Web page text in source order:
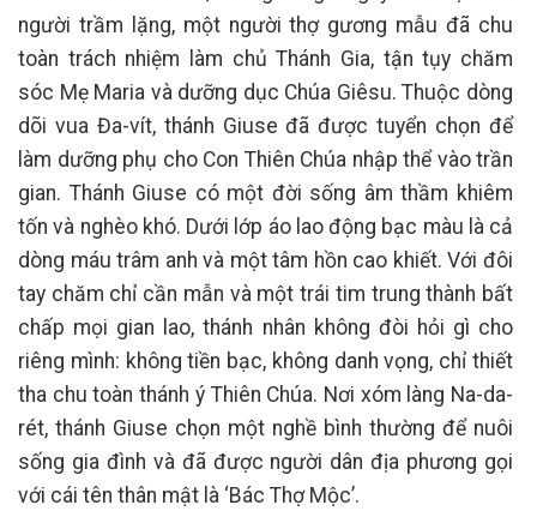
người trầm lặng, một người thợ gương mẫu đã chu
toàn trách nhiệm làm chủ Thánh Gia, tận tụy chăm
sóc Mẹ Maria và dưỡng dục Chúa Giêsu. Thuộc dòng
dõi vua Đa-vít, thánh Giuse đã được tuyển chọn để
làm dưỡng phụ cho Con Thiên Chúa nhập thể vào trần
gian. Thánh Giuse có một đời sống âm thầm khiêm
tốn và nghèo khó. Dưới lớp áo lao động bạc màu là cả
dòng máu trâm anh và một tâm hồn cao khiết. Với đôi
tay chăm chỉ cần mẫn và một trái tim trung thành bất
chấp mọi gian lao, thánh nhân không đòi hỏi gì cho
riêng mình: không tiền bạc, không danh vọng, chỉ thiết
tha chu toàn thánh ý Thiên Chúa. Nơi xóm làng Na-da-
rét, thánh Giuse chọn một nghề bình thường để nuôi
sống gia đình và đã được người dân địa phương gọi
với cái tên thân mật là ‘Bác Thợ Mộc’.